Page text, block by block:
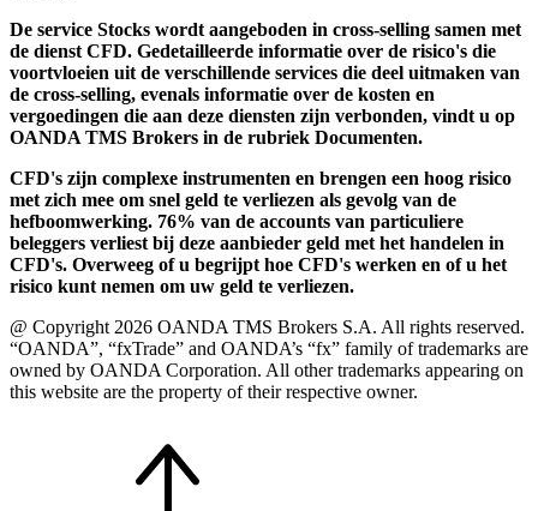
De service Stocks wordt aangeboden in cross-selling samen met
de dienst CFD. Gedetailleerde informatie over de risico's die
voortvloeien uit de verschillende services die deel uitmaken van
de cross-selling, evenals informatie over de kosten en
vergoedingen die aan deze diensten zijn verbonden, vindt u op
OANDA TMS Brokers in de rubriek Documenten.
CFD's zijn complexe instrumenten en brengen een hoog risico
met zich mee om snel geld te verliezen als gevolg van de
hefboomwerking. 76% van de accounts van particuliere
beleggers verliest bij deze aanbieder geld met het handelen in
CFD's. Overweeg of u begrijpt hoe CFD's werken en of u het
risico kunt nemen om uw geld te verliezen.
@ Copyright 2026 OANDA TMS Brokers S.A. All rights reserved.
“OANDA”, “fxTrade” and OANDA’s “fx” family of trademarks are
owned by OANDA Corporation. All other trademarks appearing on
this website are the property of their respective owner.